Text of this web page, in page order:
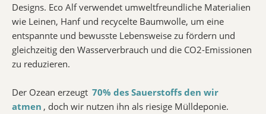
Designs. Eco Alf verwendet umweltfreundliche Materialien
wie Leinen, Hanf und recycelte Baumwolle, um eine
entspannte und bewusste Lebensweise zu fördern und
gleichzeitig den Wasserverbrauch und die CO2-Emissionen
zu reduzieren.
Der Ozean erzeugt 70% des Sauerstoffs den wir
atmen , doch wir nutzen ihn als riesige Mülldeponie.